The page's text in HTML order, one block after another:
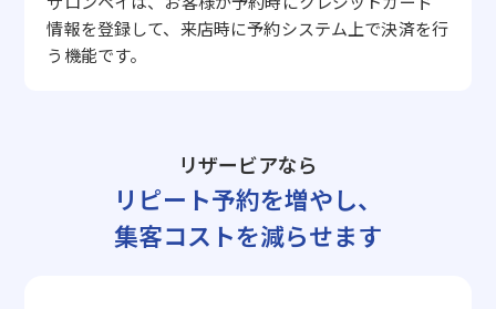
情報を登録して、来店時に予約システム上で決済を行
う機能です。
リザービアなら
リピート予約を増やし、
集客コストを減らせます